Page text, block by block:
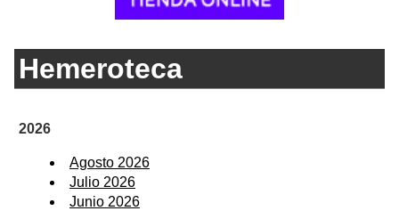
Hemeroteca
2026
Agosto 2026
Julio 2026
Junio 2026